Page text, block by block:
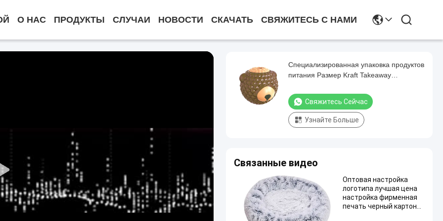
О НАС ПРОДУКТЫ СЛУЧАИ НОВОСТИ СКАЧАТЬ СВЯЖИТЕСЬ С НАМИ
Специализированная упаковка продуктов
питания Размер Kraft Takeaway
для ресторана
Свяжитесь Сейчас
Узнайте Больше
Связанные видео
Оптовая настройка
логотипа лучшая цена
настройка фирменная
печать черный картон